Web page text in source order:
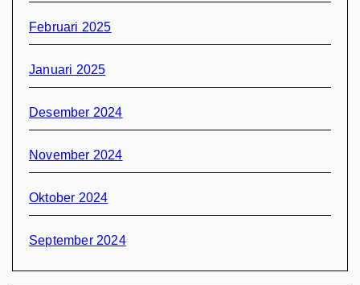
Februari 2025
Januari 2025
Desember 2024
November 2024
Oktober 2024
September 2024